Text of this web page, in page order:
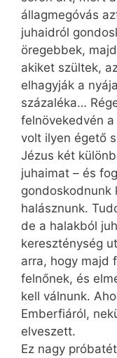
állagmegóvás
juhaidról
öregebbek,
akiket szültek,
elhagyják a
százaléka…
felnövekedvén
volt ilyen égető
Jézus két
juhaimat – és
gondoskodnunk
halásznunk.
de a halakból
kereszténység
arra, hogy majd
felnőnek, és
kell válnunk.
Emberfiáról,
elveszett.
Ez nagy